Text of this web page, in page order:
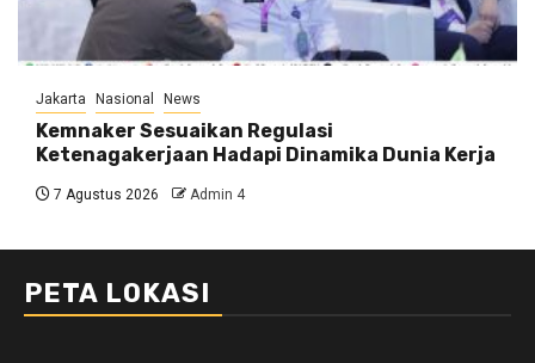
Jakarta Nasional News
Kemnaker Sesuaikan Regulasi
Ketenagakerjaan Hadapi Dinamika Dunia Kerja
7 Agustus 2026 Admin 4
PETA LOKASI